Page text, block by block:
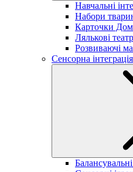
Навчальні
Набори
Карточки
Лялькові
Розвиваючі
Сенсорна інтеграція